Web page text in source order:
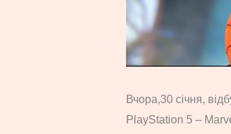
Вчора,30 січня,
PlayStation 5 –